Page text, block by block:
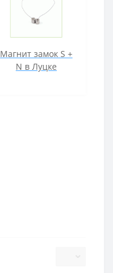
Магнит замок S +
N в Луцке